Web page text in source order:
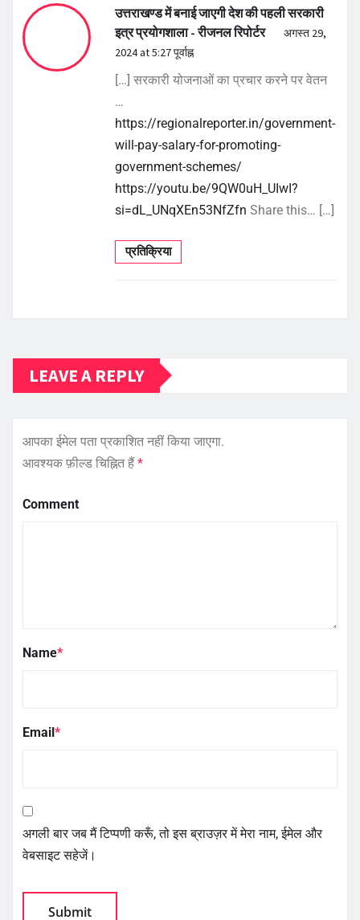
उत्तराखण्ड में बनाई जाएगी देश की पहली सरकारी
इत्र प्रयोगशाला - रीजनल रिपोर्टर
अगस्त 29,
2024 at 5:27 पूर्वाह्न
[…] सरकारी योजनाओं का प्रचार करने पर वेतन
…
https://regionalreporter.in/government-
will-pay-salary-for-promoting-
government-schemes/
https://youtu.be/9QW0uH_UIwI?
si=dL_UNqXEn53NfZfn Share this… […]
प्रतिक्रिया
LEAVE A REPLY
आपका ईमेल पता प्रकाशित नहीं किया जाएगा.
आवश्यक फ़ील्ड चिह्नित हैं*
Comment
Name*
Email*
अगली बार जब मैं टिप्पणी करूँ, तो इस ब्राउज़र में मेरा नाम, ईमेल और
वेबसाइट सहेजें।